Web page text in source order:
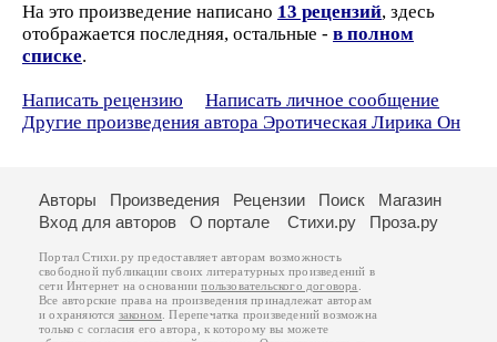
На это произведение написано 13 рецензий, здесь
отображается последняя, остальные - в полном
списке.
Написать рецензию
Написать личное сообщение
Другие произведения автора Эротическая Лирика Он
Авторы Произведения Рецензии Поиск
Магазин
Вход для авторов
О портале Стихи.ру Проза.ру
Портал Стихи.ру предоставляет авторам возможность
свободной публикации своих литературных произведений в
сети Интернет на основаниипользовательского договора
Все авторские права на произведения принадлежат авторам
и охраняются законом . Перепечатка произведений возможна
только с согласия его автора, к которому вы можете